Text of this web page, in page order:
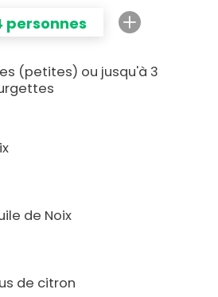
personnes
(petites) ou jusqu'à 3
de Noix
de citron